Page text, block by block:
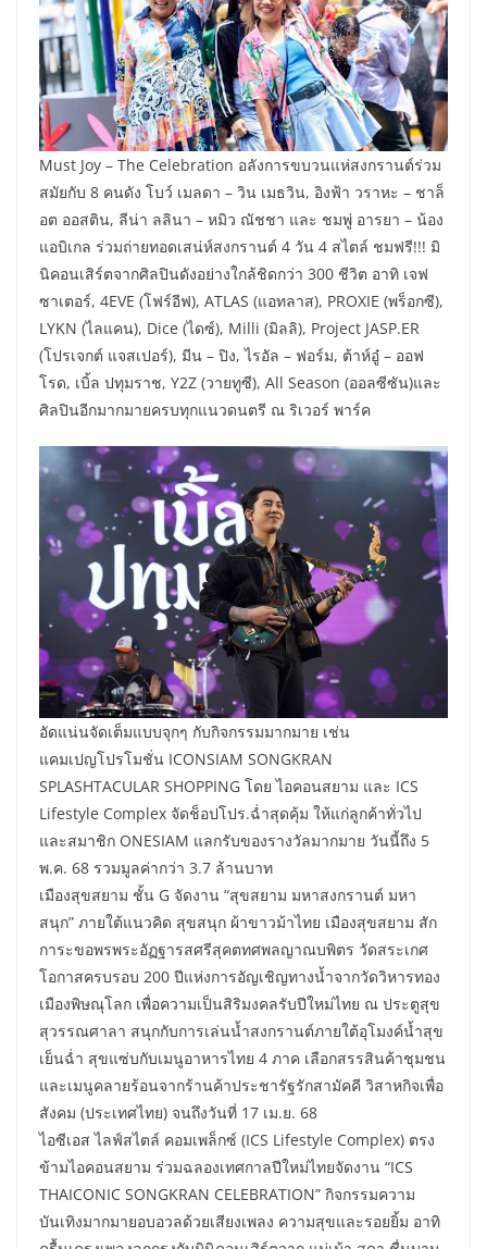
Must Joy – The Celebration อลังการขบวนแห่สงกรานต์ร่วม
สมัยกับ 8 คนดัง โบว์ เมลดา – วิน เมธวิน, อิงฟ้า วราหะ – ชาล็
อต ออสติน, ลีน่า ลลินา – หมิว ณัชชา และ ชมพู่ อารยา – น้อง
แอบิเกล ร่วมถ่ายทอดเสน่ห์สงกรานต์ 4 วัน 4 สไตล์ ชมฟรี!!! มิ
นิคอนเสิร์ตจากศิลปินดังอย่างใกล้ชิดกว่า 300 ชีวิต อาทิ เจฟ
ซาเตอร์, 4EVE (โฟร์อีฟ), ATLAS (แอทลาส), PROXIE (พร็อกซี),
LYKN (ไลแคน), Dice (ไดซ์), Milli (มิลลิ), Project JASP.ER
(โปรเจกต์ แจสเปอร์), มีน – ปิง, ไรอัล – ฟอร์ม, ต้าห์อู๋ – ออฟ
โรด, เบิ้ล ปทุมราช, Y2Z (วายทูซี), All Season (ออลซีซัน)และ
ศิลปินอีกมากมายครบทุกแนวดนตรี ณ ริเวอร์ พาร์ค
อัดแน่นจัดเต็มแบบจุกๆ กับกิจกรรมมากมาย เช่น
แคมเปญโปรโมชั่น ICONSIAM SONGKRAN
SPLASHTACULAR SHOPPING โดย ไอคอนสยาม และ ICS
Lifestyle Complex จัดช็อปโปร.ฉ่ำสุดคุ้ม ให้แก่ลูกค้าทั่วไป
และสมาชิก ONESIAM แลกรับของรางวัลมากมาย วันนี้ถึง 5
พ.ค. 68 รวมมูลค่ากว่า 3.7 ล้านบาท
เมืองสุขสยาม ชั้น G จัดงาน “สุขสยาม มหาสงกรานต์ มหา
สนุก” ภายใต้แนวคิด สุขสนุก ผ้าขาวม้าไทย เมืองสุขสยาม สัก
การะขอพรพระอัฏฐารสศรีสุคตทศพลญาณบพิตร วัดสระเกศ
โอกาสครบรอบ 200 ปีแห่งการอัญเชิญทางน้ำจากวัดวิหารทอง
เมืองพิษณุโลก เพื่อความเป็นสิริมงคลรับปีใหม่ไทย ณ ประตูสุข
สุวรรณศาลา สนุกกับการเล่นน้ำสงกรานต์ภายใต้อุโมงค์น้ำสุข
เย็นฉ่ำ สุขแซ่บกับเมนูอาหารไทย 4 ภาค เลือกสรรสินค้าชุมชน
และเมนูคลายร้อนจากร้านค้าประชารัฐรักสามัคคี วิสาหกิจเพื่อ
สังคม (ประเทศไทย) จนถึงวันที่ 17 เม.ย. 68
ไอซีเอส ไลฟ์สไตล์ คอมเพล็กซ์ (ICS Lifestyle Complex) ตรง
ข้ามไอคอนสยาม ร่วมฉลองเทศกาลปีใหม่ไทยจัดงาน “ICS
THAICONIC SONGKRAN CELEBRATION” กิจกรรมความ
บันเทิงมากมายอบอวลด้วยเสียงเพลง ความสุขและรอยยิ้ม อาทิ